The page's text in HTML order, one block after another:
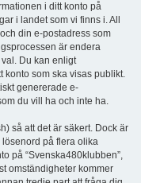
i ditt konto på
i landet som vi finns i. All
din e-postadress som
är endera
Du kan enligt
konto som ska visas publikt.
genererade e-
du vill ha och inte ha.
så att det är säkert. Dock är
på flera olika
på “Svenska480klubben”,
omständigheter kommer